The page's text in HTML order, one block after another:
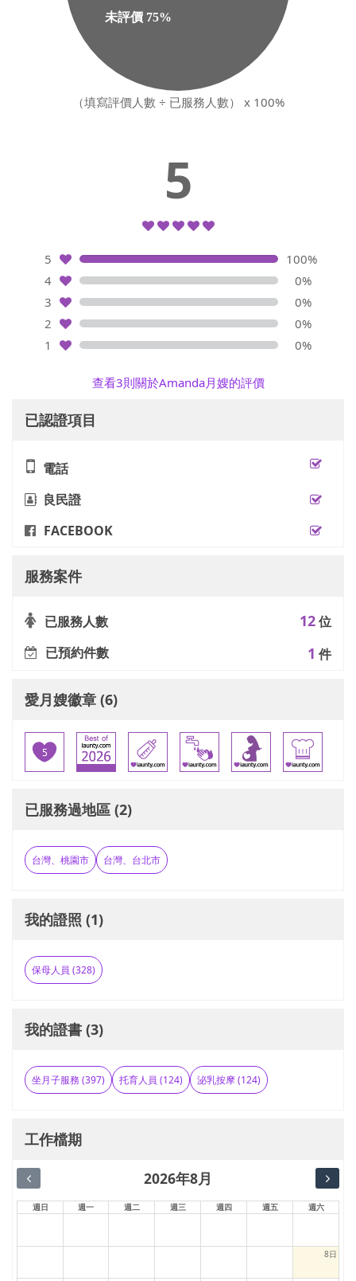
（填寫評價人數 ÷ 已服務人數） x 100%
5
5
100%
4
0%
3
0%
2
0%
1
0%
查看3則關於Amanda月嫂的評價
已認證項目
電話
良民證
FACEBOOK
服務案件
已服務人數 12位
已預約件數
1 件
愛月嫂徽章 (6)
已服務過地區 (2)
台灣、桃園市 台灣、台北市
我的證照 (1)
保母人員 (328)
我的證書 (3)
坐月子服務 (397) 托育人員 (124) 泌乳按摩 (124)
工作檔期
2026年8月
週日 週一 週二 週三 週四 週五 週六
8日